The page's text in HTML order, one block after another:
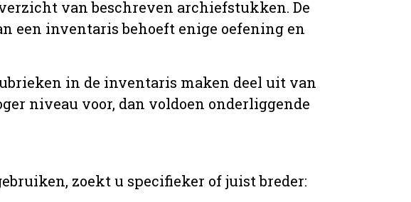
van beschreven archiefstukken. De
een inventaris behoeft enige oefening en
in de inventaris maken deel uit van
niveau voor, dan voldoen onderliggende
zoekt u specifieker of juist breder: